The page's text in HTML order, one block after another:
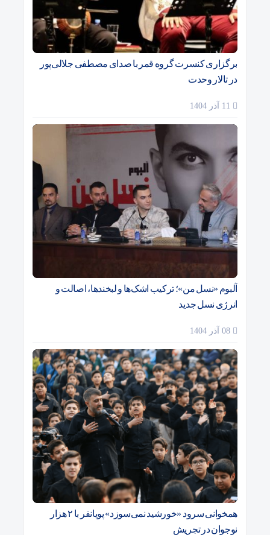
برگزاری کنسرت گروه قمر با صدای مصطفی جلالی‌پور
در تالار وحدت
آلبوم «نسل من»؛ ترکیب اشک‌ها و لبخندها، اصالت و
انرژی نسل جدید
همخوانی سرود «خورشید نمی‌سوزد» پویانفر با ۲ هزار
نوجوان در تجریش